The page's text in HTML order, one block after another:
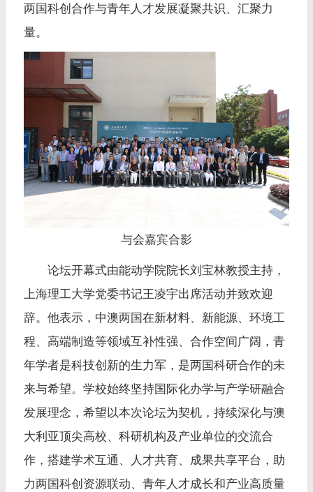
两国科创合作与青年人才发展凝聚共识、汇聚力
量。
与会嘉宾合影
论坛开幕式由能动学院院长刘宝林教授主持，
上海理工大学党委书记王凌宇出席活动并致欢迎
辞。他表示，中澳两国在新材料、新能源、环境工
程、高端制造等领域互补性强、合作空间广阔，青
年学者是科技创新的生力军，是两国科研合作的未
来与希望。学校始终坚持国际化办学与产学研融合
发展理念，希望以本次论坛为契机，持续深化与澳
大利亚顶尖高校、科研机构及产业单位的交流合
作，搭建学术互通、人才共育、成果共享平台，助
力两国科创资源联动、青年人才成长和产业高质量